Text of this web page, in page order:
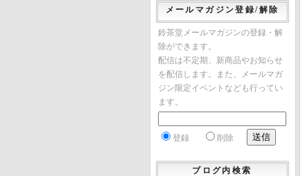
メールマガジン登録/解除
鈴茶堂メールマガジンの登録・解
除ができます。
配信は不定期、新商品やお知らせ
を配信します。また、メールマガ
ジン限定イベントなども行ってい
ます。
登録 削除
ブログ内検索